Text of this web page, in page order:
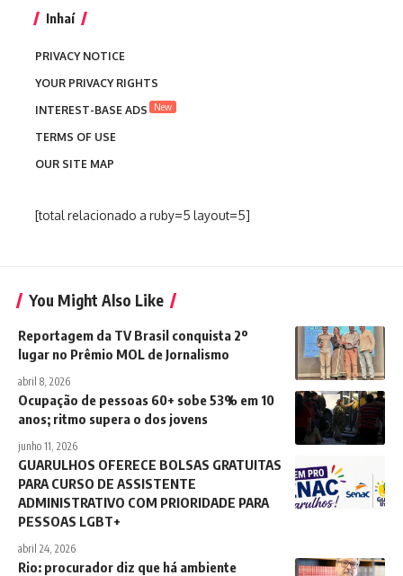
Inhaí
PRIVACY NOTICE
YOUR PRIVACY RIGHTS
INTEREST-BASE ADS
New
TERMS OF USE
OUR SITE MAP
[total relacionado a ruby=5 layout=5]
You Might Also Like
Reportagem da TV Brasil conquista 2º
lugar no Prêmio MOL de Jornalismo
abril 8, 2026
Ocupação de pessoas 60+ sobe 53% em 10
anos; ritmo supera o dos jovens
junho 11, 2026
GUARULHOS OFERECE BOLSAS GRATUITAS
PARA CURSO DE ASSISTENTE
ADMINISTRATIVO COM PRIORIDADE PARA
PESSOAS LGBT+
abril 24, 2026
Rio: procurador diz que há ambiente